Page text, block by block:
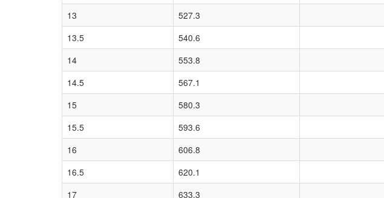
13
527.3
13.5
540.6
14
553.8
14.5
567.1
15
580.3
15.5
593.6
16
606.8
16.5
620.1
17
633.3